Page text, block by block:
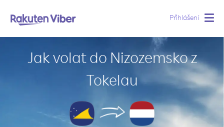
Přihlášení
Jak volat do Nizozemsko z
Tokelau